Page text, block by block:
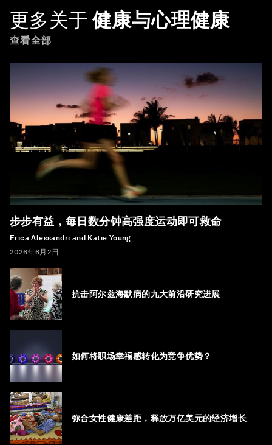
更多关于 健康与心理健康
查看全部
步步有益，每日数分钟高强度运动即可救命
Erica Alessandri and Katie Young
2026年6月2日
抗击阿尔兹海默病的九大前沿研究进展
如何将职场幸福感转化为竞争优势？
弥合女性健康差距，释放万亿美元的经济增长